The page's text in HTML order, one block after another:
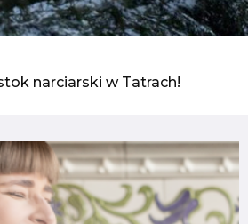
narciarski w Tatrach!